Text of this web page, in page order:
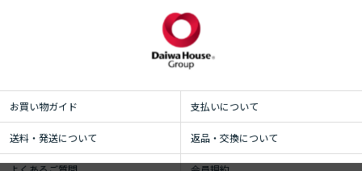
お買い物ガイド 支払いについて
送料・発送について 返品・交換について